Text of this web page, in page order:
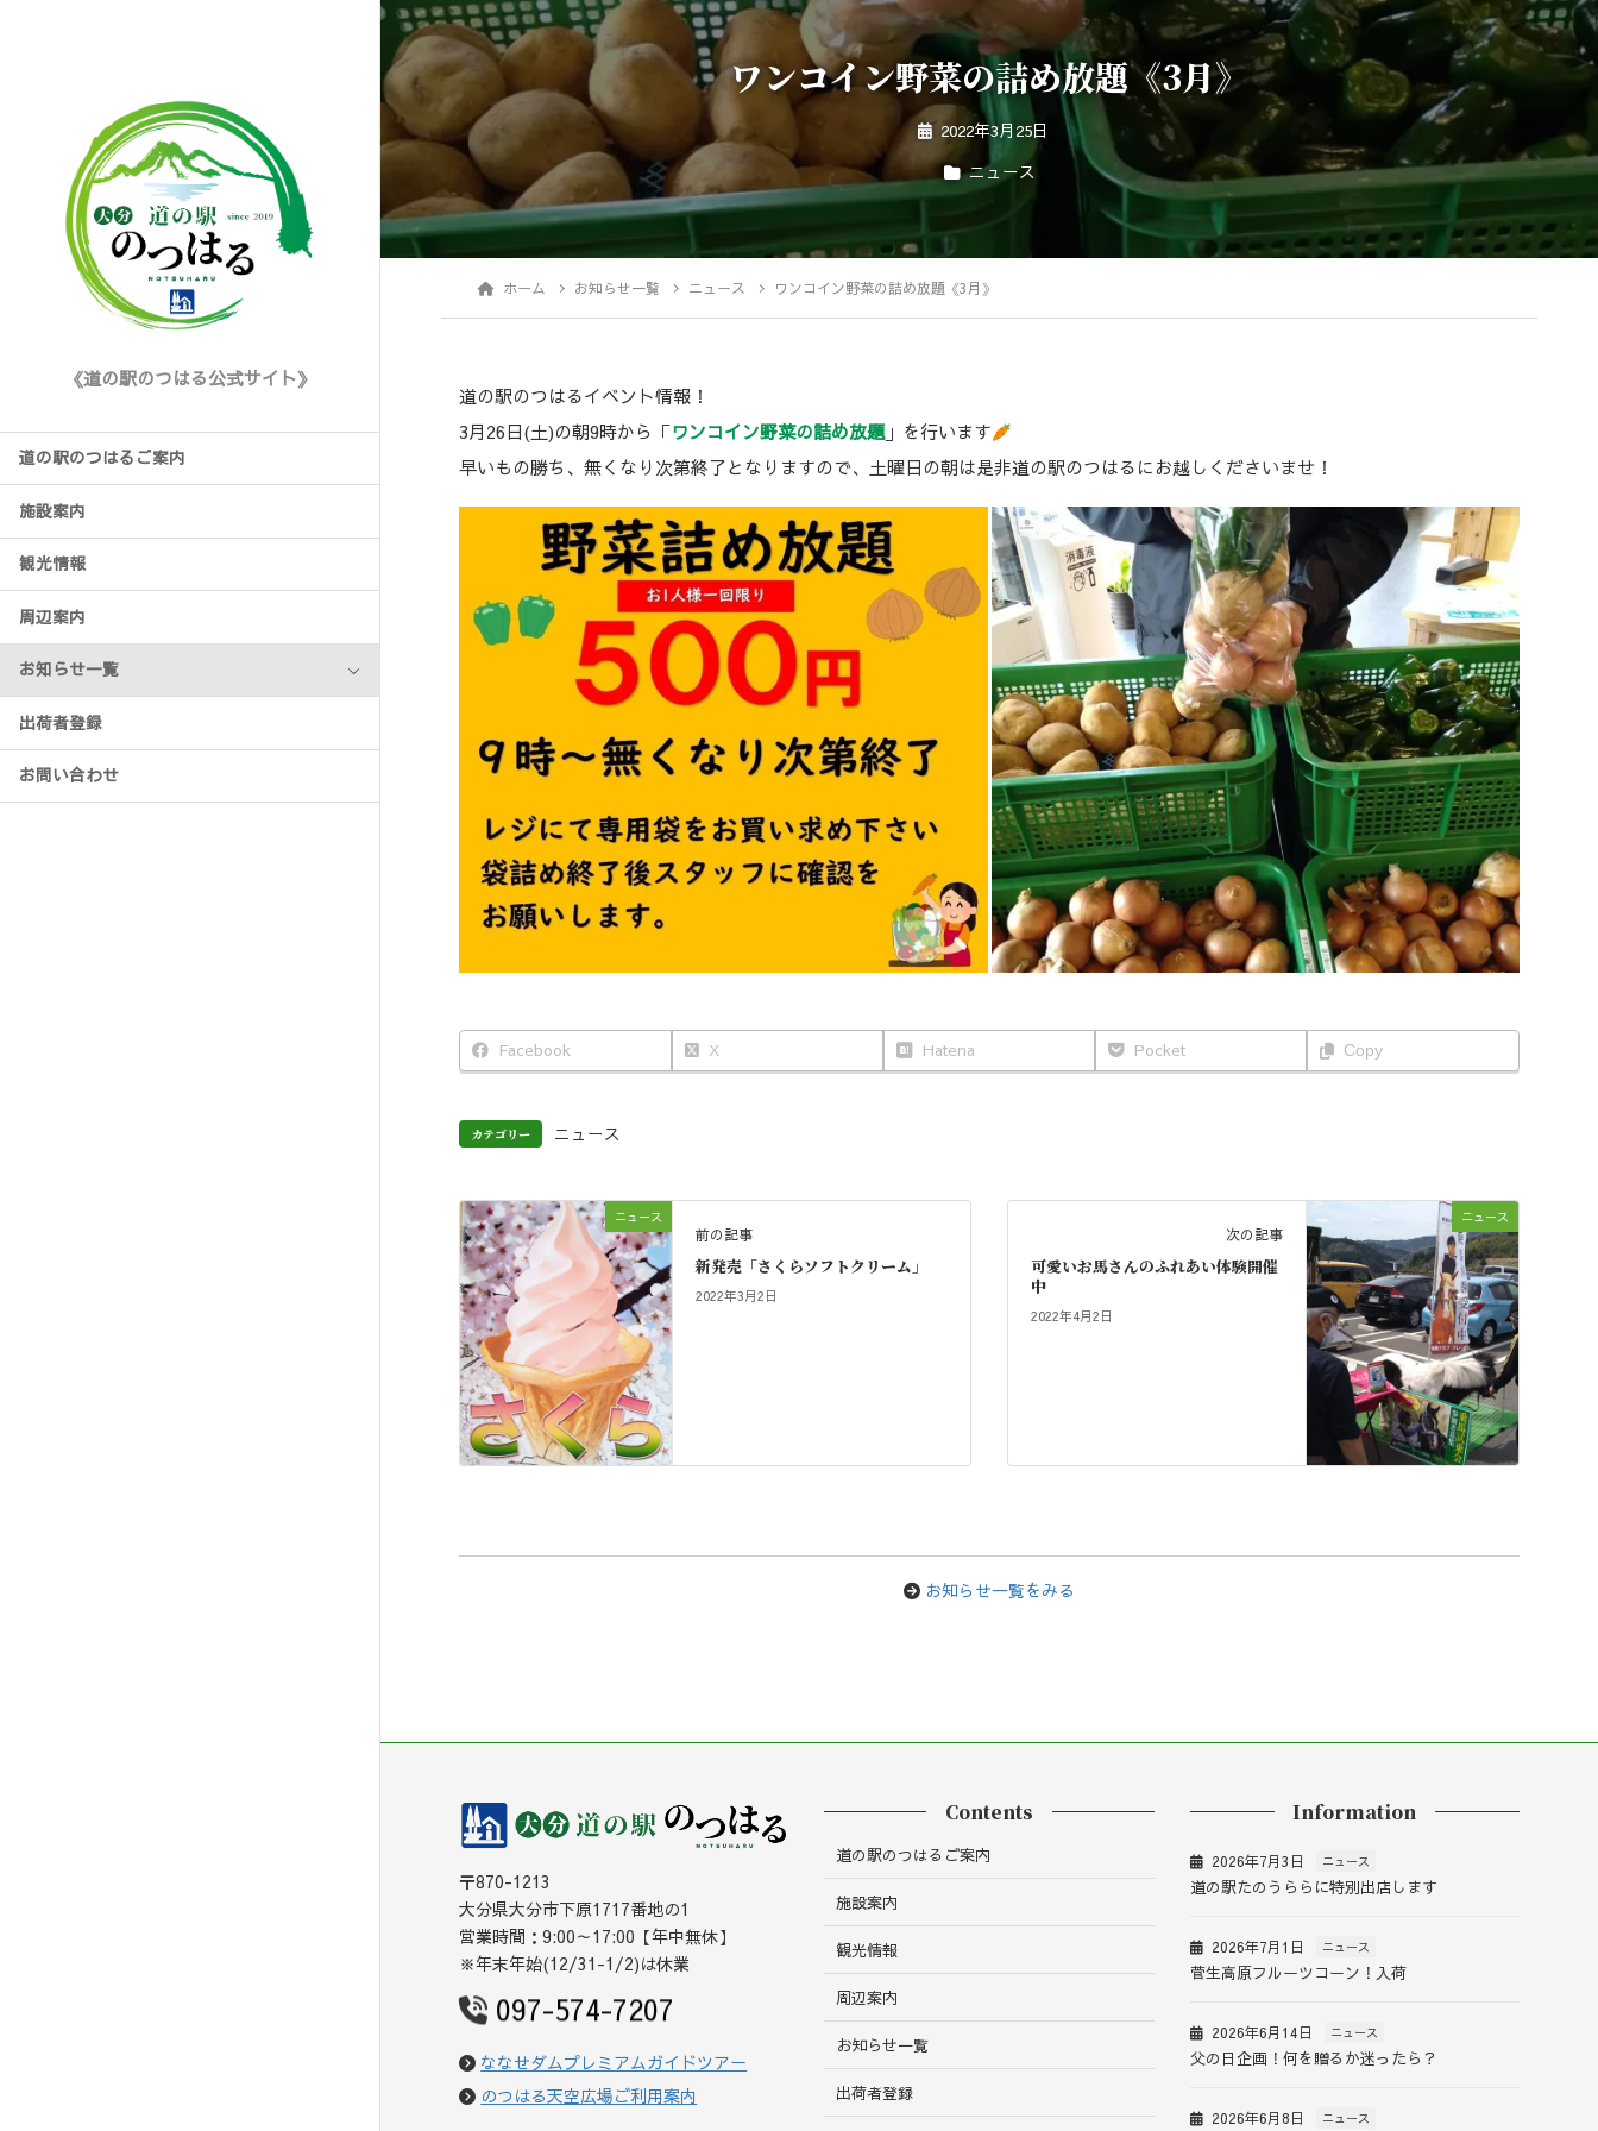
《道の駅のつはる公式サイト》
道の駅のつはるご案内
施設案内
観光情報
周辺案内
お知らせ一覧
出荷者登録
お問い合わせ
ワンコイン野菜の詰め放題《3月》
2022年3月25日
ニュース
ホーム お知らせ一覧 ニュース ワンコイン野菜の詰め放題《3月》
道の駅のつはるイベント情報！
3月26日(土)の朝9時から「ワンコイン野菜の詰め放題」を行います
早いもの勝ち、無くなり次第終了となりますので、土曜日の朝は是非道の駅のつはるにお越しくださいませ！
Facebook X Hatena Pocket Copy
カテゴリー ニュース
ニュース
前の記事
新発売「さくらソフトクリーム」
2022年3月2日
ニュース
次の記事
可愛いお馬さんのふれあい体験開催
中
2022年4月2日
お知らせ一覧をみる
〒870-1213
大分県大分市下原1717番地の1
営業時間：9:00～17:00【年中無休】
※年末年始(12/31-1/2)は休業
097-574-7207
ななせダムプレミアムガイドツアー
のつはる天空広場ご利用案内
Contents
道の駅のつはるご案内
施設案内
観光情報
周辺案内
お知らせ一覧
出荷者登録
Information
2026年7月3日 ニュース
道の駅たのうららに特別出店します
2026年7月1日 ニュース
菅生高原フルーツコーン！入荷
2026年6月14日 ニュース
父の日企画！何を贈るか迷ったら？
2026年6月8日 ニュース